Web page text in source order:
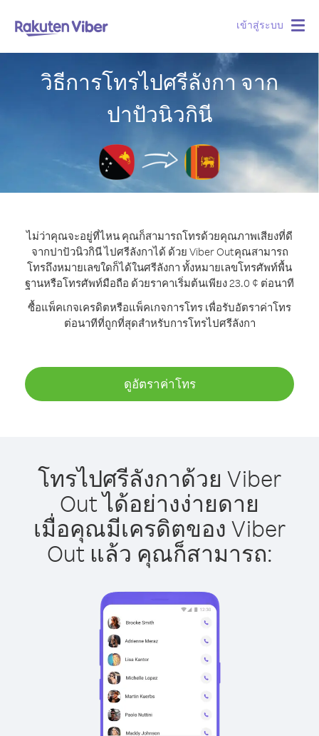
เข้าสู่ระบบ
วิธีการโทรไปศรีลังกา จาก
ปาปัวนิวกินี
ไม่ว่าคุณจะอยู่ที่ไหน คุณก็สามารถโทรด้วยคุณภาพเสียงที่ดี
จากปาปัวนิวกินี ไปศรีลังกาได้ ด้วย Viber Outคุณสามารถ
โทรถึงหมายเลขใดก็ได้ในศรีลังกา ทั้งหมายเลขโทรศัพท์พื้น
ฐานหรือโทรศัพท์มือถือ ด้วยราคาเริ่มต้นเพียง 23.0 ¢ ต่อนาที
ซื้อแพ็คเกจเครดิตหรือแพ็คเกจการโทร เพื่อรับอัตราค่าโทร
ต่อนาทีที่ถูกที่สุดสำหรับการโทรไปศรีลังกา
ดูอัตราค่าโทร
โทรไปศรีลังกาด้วย Viber
Out ได้อย่างง่ายดาย
เมื่อคุณมีเครดิตของ Viber
Out แล้ว คุณก็สามารถ: